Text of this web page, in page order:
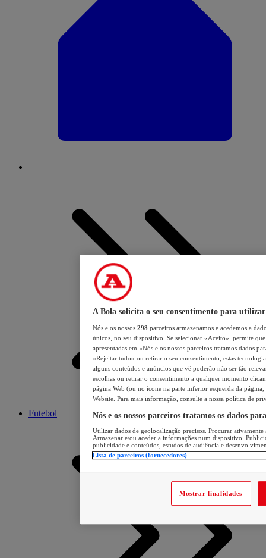
Futebol
A Bola solicita o seu consentimento para utilizar
Nós e os nossos 298 parceiros armazenamos e acedemos a
únicos, no seu dispositivo. Se selecionar «Aceito», permite
apresentadas em «Nós e os nossos parceiros tratamos dados
«Rejeitar tudo» ou retirar o seu consentimento, estas
alguns conteúdos e anúncios que vê poderão não ser tão
escolhas ou retirar o consentimento a qualquer momento
página Web (ou no ícone na parte inferior esquerda da página,
Website. Para mais informação, consulte a nossa política de
Nós e os nossos parceiros tratamos os dados
Utilizar dados de geolocalização precisos. Procurar
Armazenar e/ou aceder a informações num dispositivo.
publicidade e conteúdos, estudos de audiência e
Lista de parceiros (fornecedores)
Mostrar finalidades